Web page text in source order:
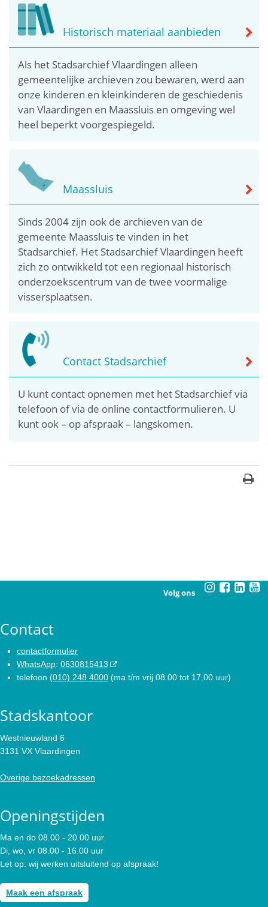
Historisch materiaal aanbieden
Als het Stadsarchief Vlaardingen alleen
gemeentelijke archieven zou bewaren, werd aan
onze kinderen en kleinkinderen de geschiedenis
van Vlaardingen en Maassluis en omgeving wel
heel beperkt voorgespiegeld.
Maassluis
Sinds 2004 zijn ook de archieven van de
gemeente Maassluis te vinden in het
Stadsarchief. Het Stadsarchief Vlaardingen heeft
zich zo ontwikkeld tot een regionaal historisch
onderzoekscentrum van de twee voormalige
vissersplaatsen.
Contact Stadsarchief
U kunt contact opnemen met het Stadsarchief via
telefoon of via de online contactformulieren. U
kunt ook – op afspraak – langskomen.
Volg ons
Contact
contactformulier
WhatsApp: 0630815413
telefoon (010) 248 4000 (ma t/m vrij 08.00 tot 17.00 uur)
Stadskantoor
Westnieuwland 6
3131 VX Vlaardingen
Overige bezoekadressen
Openingstijden
Ma en do 08.00 - 20.00 uur
Di, wo, vr 08.00 - 16.00 uur
Let op: wij werken uitsluitend op afspraak!
Maak een afspraak